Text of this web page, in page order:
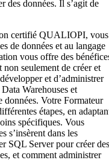
des données. Il s’agit de
certifié QUALIOPI, vous
de données et au langage
vous offre des
seulement de créer et
et d’administrer
Warehouses et
données. Votre Formateur
étapes, en
spécifiques. Vous
s’insèrent dans les
SQL Server pour créer des
et comment administrer